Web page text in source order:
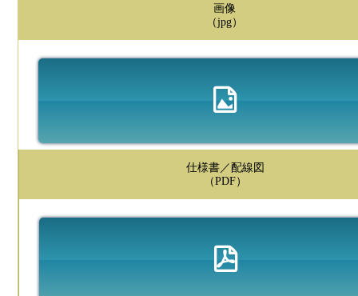
画像
（jpg）
仕様書／配線図
（PDF）